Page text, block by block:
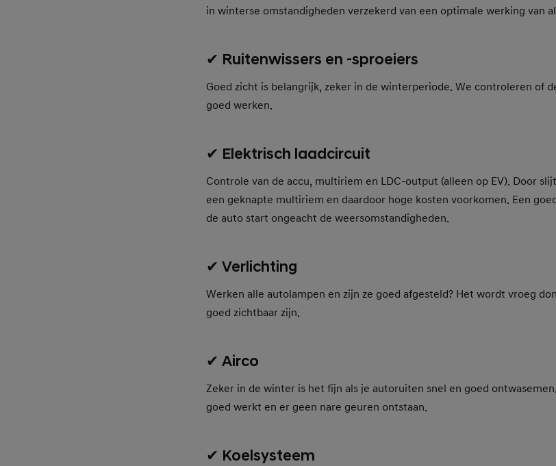
in winterse omstandigheden verzekerd van een optimale werking van
✔ Ruitenwissers en -sproeiers
Goed zicht is belangrijk, zeker in de winterperiode. We controleren of
goed werken.
✔ Elektrisch laadcircuit
Controle van de accu, multiriem en LDC-output (alleen op EV). Door
een geknapte multiriem en daardoor hoge kosten voorkomen. Een
de auto start ongeacht de weersomstandigheden.
✔ Verlichting
Werken alle autolampen en zijn ze goed afgesteld? Het wordt vroeg
goed zichtbaar zijn.
✔ Airco
Zeker in de winter is het fijn als je autoruiten snel en goed
goed werkt en er geen nare geuren ontstaan.
✔ Koelsysteem